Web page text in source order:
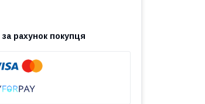
за рахунок покупця